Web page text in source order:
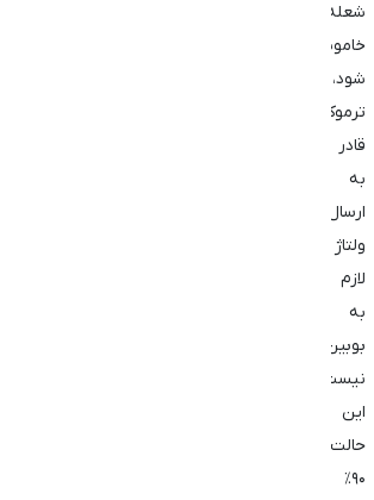
شعله
خاموش
شود،
ترموکوپل
قادر
به
ارسال
ولتاژ
لازم
به
بوبین
نیست.
این
حالت
۹۰٪